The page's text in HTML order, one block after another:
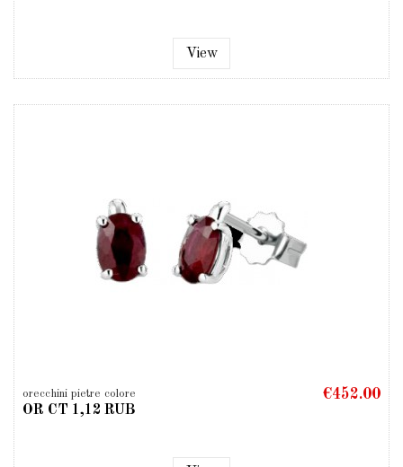
View
orecchini pietre colore
OR CT 1,12 RUB
€452.00